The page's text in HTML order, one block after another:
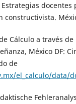
Estrategias
Cálculo a través
México DF:
de
el_calculo/data/